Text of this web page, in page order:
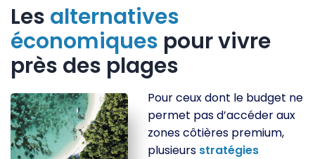
Les alternatives
économiques pour vivre
près des plages
Pour ceux dont le budget ne
permet pas d’accéder aux
zones côtières premium,
plusieurs stratégies